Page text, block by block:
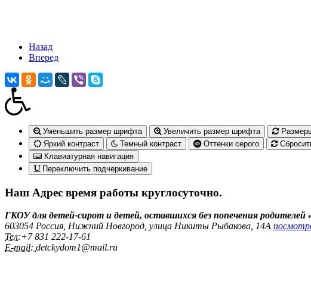
Назад
Вперед
Уменьшить размер шрифта Увеличить размер шрифта
Яркий контраст
Темный контраст Оттенки серого
Клавиатурная навигация
Переключить подчеркивание
Наш Адрес время работы круглосуточно.
ГКОУ для детей-сирот и детей, оставшихся без попечения
603054 Россия, Нижний Новгород, улица Никиты Рыбакова, 14А
Тел:+7 831 222‑17-61
E-mail: detckydom1@mail.ru